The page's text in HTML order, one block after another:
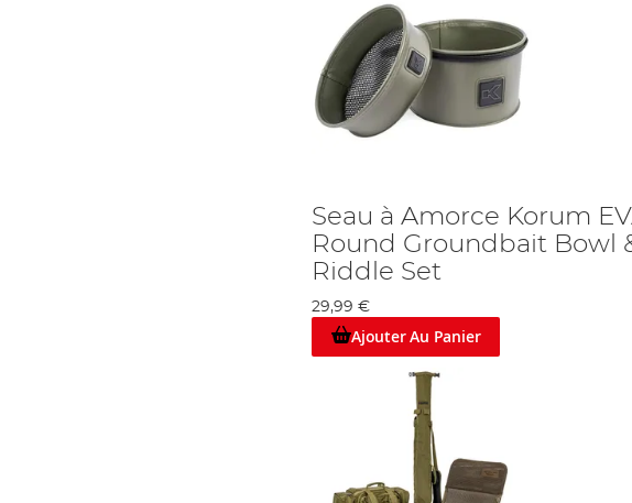
Seau à Amorce Korum
Round Groundbait Bowl
Riddle Set
29,99 €
Ajouter Au Panier